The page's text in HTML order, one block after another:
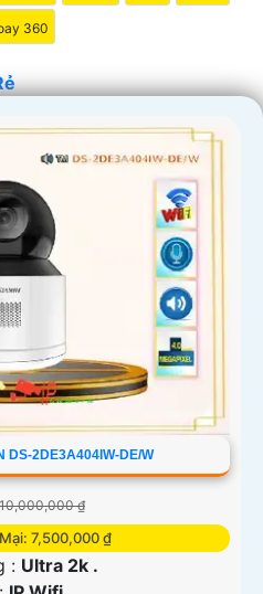
360
DS-2DE3A404IW-DE/W
₫
7,500,000 ₫
: Ultra 2k .